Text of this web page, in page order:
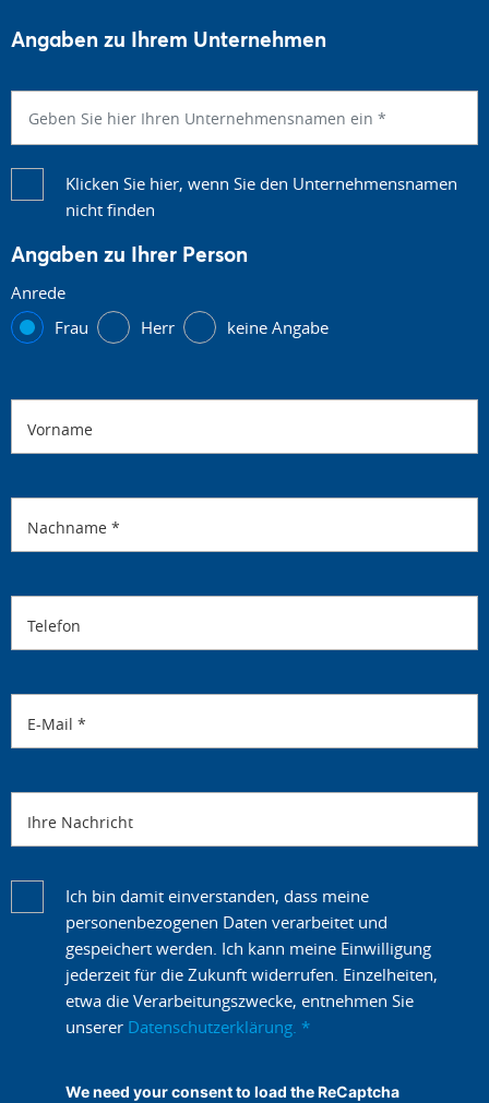
Angaben zu Ihrem Unternehmen
Klicken Sie hier, wenn Sie den Unternehmensnamen
nicht finden
Angaben zu Ihrer Person
Anrede
Frau
Herr keine Angabe
Vorname
Nachname *
Telefon
E-Mail *
Ihre Nachricht
Ich bin damit einverstanden, dass meine
personenbezogenen Daten verarbeitet und
gespeichert werden. Ich kann meine Einwilligung
jederzeit für die Zukunft widerrufen. Einzelheiten,
etwa die Verarbeitungszwecke, entnehmen Sie
unserer Datenschutzerklärung. *
We need your consent to load the ReCaptcha